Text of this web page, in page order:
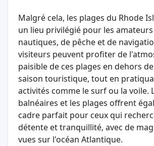
Malgré cela, les plages du Rhode
un lieu privilégié pour les
nautiques, de pêche et de
visiteurs peuvent profiter de
paisible de ces plages en dehors
saison touristique, tout en
activités comme le surf ou la voile.
balnéaires et les plages offrent
cadre parfait pour ceux qui
détente et tranquillité, avec de
vues sur l'océan Atlantique.